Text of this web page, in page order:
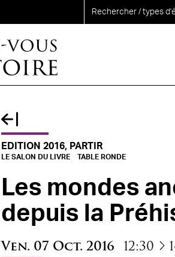
EDITION 2016, PARTIR
LE SALON DU LIVRE TABLE RONDE
Les mondes
depuis la
Ven. 07 Oct. 2016 12:30 à